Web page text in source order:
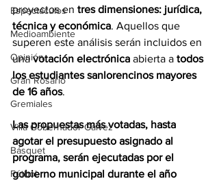
Espectáculos
Medioambiente
Opinión
Gran Rosario
Gremiales
Villa Gobernador Gálvez
Básquet
Fútbol
proyectos en tres dimensiones: jurídica,
técnica y económica. Aquellos que
superen este análisis serán incluidos en
una votación electrónica abierta a todos
los estudiantes sanlorencinos mayores
de 16 años.
Las propuestas más votadas, hasta
agotar el presupuesto asignado al
programa, serán ejecutadas por el
gobierno municipal durante el año